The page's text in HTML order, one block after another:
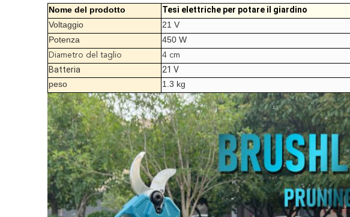
Nome del prodotto
Tesi elettriche per potare il giardino
Voltaggio
21 V
Potenza
450 W
Diametro del taglio 4 cm
Batteria
21 V
peso
1.3 kg